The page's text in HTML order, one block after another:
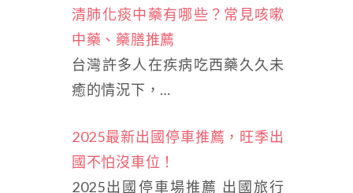
清肺化痰中藥有哪些？常見咳嗽
中藥、藥膳推薦
台灣許多人在疾病吃西藥久久未
癒的情況下，…
2025最新出國停車推薦，旺季出
國不怕沒車位！
2025出國停車場推薦 出國旅行